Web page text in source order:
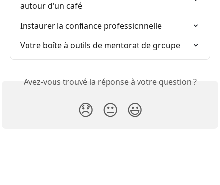
autour d'un café
Instaurer la confiance professionnelle
Votre boîte à outils de mentorat de groupe
Avez-vous trouvé la réponse à votre question ?
😞 😐 😃